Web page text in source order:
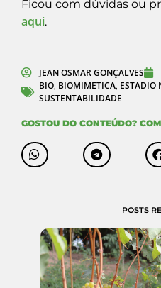
Ficou com dúvidas ou
aqui.
JEAN OSMAR GONÇALVES
BIO, BIOMIMETICA, ESTADIO
SUSTENTABILIDADE
GOSTOU DO CONTEÚDO?
POSTS